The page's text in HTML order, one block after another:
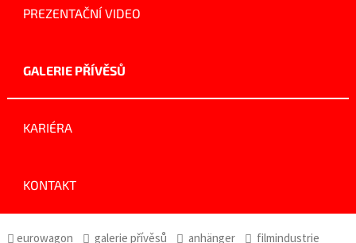
PREZENTAČNÍ VIDEO
GALERIE PŘÍVĚSŮ
KARIÉRA
KONTAKT
eurowagon galerie přívěsů anhänger
filmindustrie